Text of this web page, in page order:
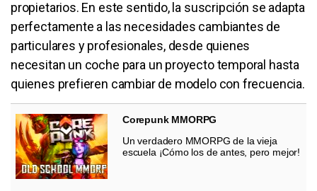
propietarios. En este sentido, la suscripción se adapta
perfectamente a las necesidades cambiantes de
particulares y profesionales, desde quienes
necesitan un coche para un proyecto temporal hasta
quienes prefieren cambiar de modelo con frecuencia.
Corepunk MMORPG
Un verdadero MMORPG de la vieja
escuela ¡Cómo los de antes, pero mejor!